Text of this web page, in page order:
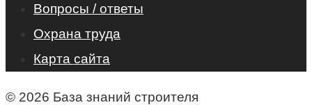
Вопросы / ответы
Охрана труда
Карта сайта
© 2026 База знаний строителя